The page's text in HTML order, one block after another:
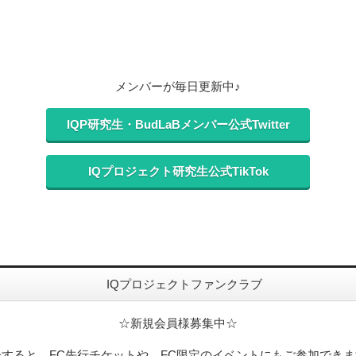
メンバーが毎日更新中♪
IQP研究生・BudLaBメンバー公式Twitter
IQプロジェクト研究生公式TikTok
IQプロジェクトファンクラブ
☆新規会員様募集中☆